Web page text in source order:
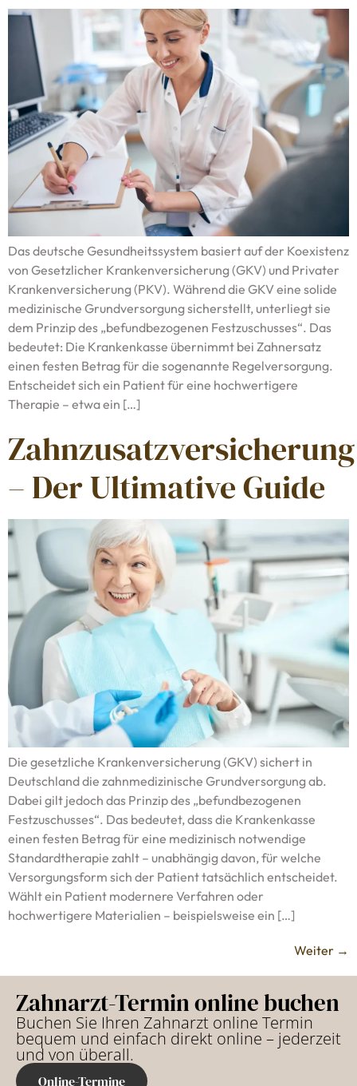
Das deutsche Gesundheitssystem basiert auf der Koexistenz
von Gesetzlicher Krankenversicherung (GKV) und Privater
Krankenversicherung (PKV). Während die GKV eine solide
medizinische Grundversorgung sicherstellt, unterliegt sie
dem Prinzip des „befundbezogenen Festzuschusses“. Das
bedeutet: Die Krankenkasse übernimmt bei Zahnersatz
einen festen Betrag für die sogenannte Regelversorgung.
Entscheidet sich ein Patient für eine hochwertigere
Therapie – etwa ein […]
Zahnzusatzversicherung
– Der Ultimative Guide
Die gesetzliche Krankenversicherung (GKV) sichert in
Deutschland die zahnmedizinische Grundversorgung ab.
Dabei gilt jedoch das Prinzip des „befundbezogenen
Festzuschusses“. Das bedeutet, dass die Krankenkasse
einen festen Betrag für eine medizinisch notwendige
Standardtherapie zahlt – unabhängig davon, für welche
Versorgungsform sich der Patient tatsächlich entscheidet.
Wählt ein Patient modernere Verfahren oder
hochwertigere Materialien – beispielsweise ein […]
Weiter →
Zahnarzt-Termin online buchen
Buchen Sie Ihren Zahnarzt online Termin
bequem und einfach direkt online – jederzeit
und von überall.
Online-Termine